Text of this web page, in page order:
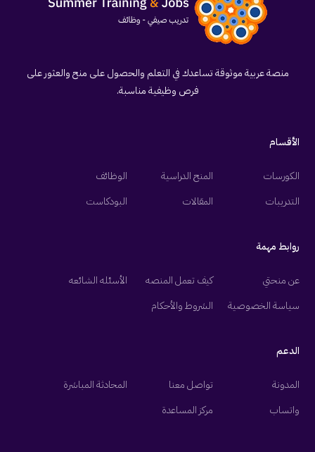
منصة عربية موثوقة تساعدك في التعلم والحصول على منح والعثور على
فرص وظيفية مناسبة.
الأقسام
الكورسات المنح الدراسية
الوظائف
التدريبات
المقالات البودكاست
روابط مهمة
عن منحتي كيف تعمل المنصه
الأسئله الشائعه
سياسة الخصوصية
الشروط والأحكام
الدعم
المدونة تواصل معنا
المحادثة المباشرة
واتساب
مركز المساعدة